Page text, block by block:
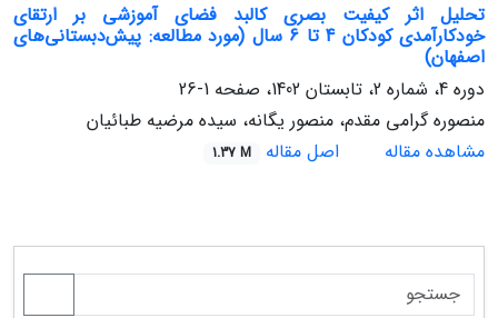
تحلیل اثر کیفیت بصری کالبد فضای آموزشی بر ارتقای
خودکارآمدی کودکان 4 تا 6 سال (مورد مطالعه: پیش‌دبستانی‌های
اصفهان)
دوره 4، شماره 2، تابستان 1402، صفحه
1-26
منصوره گرامی مقدم، منصور یگانه، سیده مرضیه طبائیان
مشاهده مقاله
اصل مقاله 1.37 M